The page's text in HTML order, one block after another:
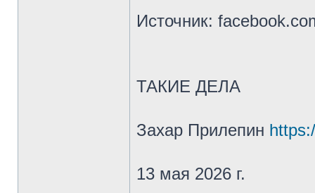
Источник:
ТАКИЕ ДЕЛА
Захар Прилепин
13 мая 2026 г.